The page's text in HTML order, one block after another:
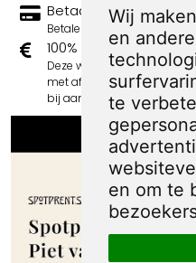
Wij
en
te
en om te
Betaal veilig en
Betalen kan met iDeal,
100% sociaal
Deze webshop wordt
met afstand tot de
bij aan hun welzijn en